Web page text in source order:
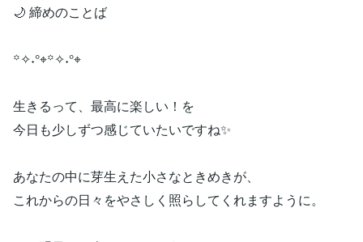
🌙 締めのことば
꙳✧˖°⌖꙳✧˖°⌖
生きるって、最高に楽しい！を
今日も少しずつ感じていたいですね✨
あなたの中に芽生えた小さなときめきが、
これからの日々をやさしく照らしてくれますように。